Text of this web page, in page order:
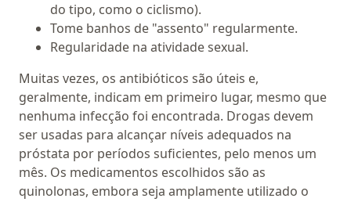
do tipo, como o ciclismo).
Tome banhos de "assento" regularmente.
Regularidade na atividade sexual.
Muitas vezes, os antibióticos são úteis e,
geralmente, indicam em primeiro lugar, mesmo que
nenhuma infecção foi encontrada. Drogas devem
ser usadas para alcançar níveis adequados na
próstata por períodos suficientes, pelo menos um
mês. Os medicamentos escolhidos são as
quinolonas, embora seja amplamente utilizado o